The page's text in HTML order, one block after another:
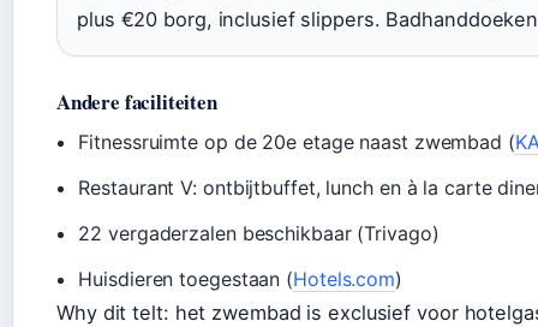
plus €20 borg, inclusief slippers.
Andere faciliteiten
Fitnessruimte op de 20e etage naast zwembad (
Restaurant V: ontbijtbuffet, lunch en à la carte
22 vergaderzalen beschikbaar (Trivago)
Huisdieren toegestaan (Hotels.com)
Why dit telt: het zwembad is exclusief voor